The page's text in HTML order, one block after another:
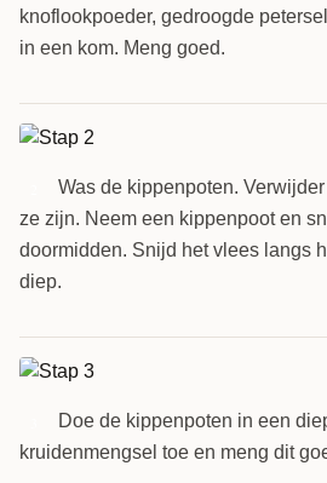
knoflookpoeder, gedroogde
in een kom. Meng goed.
Was de kippenpoten.
ze zijn. Neem een kippenpoot en
doormidden. Snijd het vlees langs
diep.
Doe de kippenpoten in een
kruidenmengsel toe en meng dit